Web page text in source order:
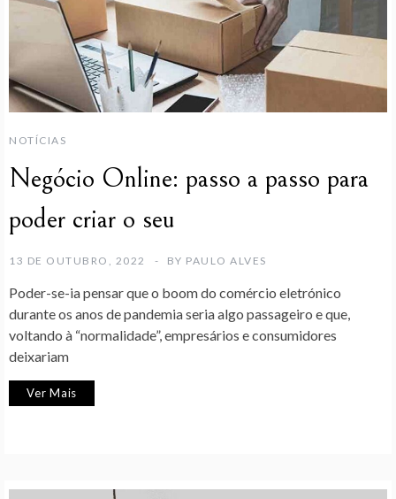
NOTÍCIAS
Negócio Online: passo a passo para
poder criar o seu
13 DE OUTUBRO, 2022 BY PAULO ALVES
Poder-se-ia pensar que o boom do comércio eletrónico
durante os anos de pandemia seria algo passageiro e que,
voltando à “normalidade”, empresários e consumidores
deixariam
Ver Mais